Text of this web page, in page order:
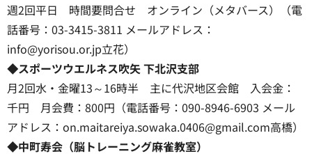
週2回平日 時間要問合せ オンライン（メタバース）（電
話番号：03-3415-3811 メールアドレス：
info@yorisou.or.jp立花）
◆スポーツウエルネス吹矢 下北沢支部
月2回水・金曜13～16時半 主に代沢地区会館 入会金：
千円 月会費：800円（電話番号：090-8946-6903 メール
アドレス：on.maitareiya.sowaka.0406@gmail.com高橋）
◆中町寿会（脳トレーニング麻雀教室）